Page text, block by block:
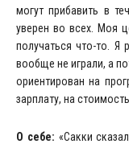
могут прибавить в
уверен во всех. Моя
получаться что-то. Я
вообще не играли, а
ориентирован на
зарплату, на
О себе: «Сакки